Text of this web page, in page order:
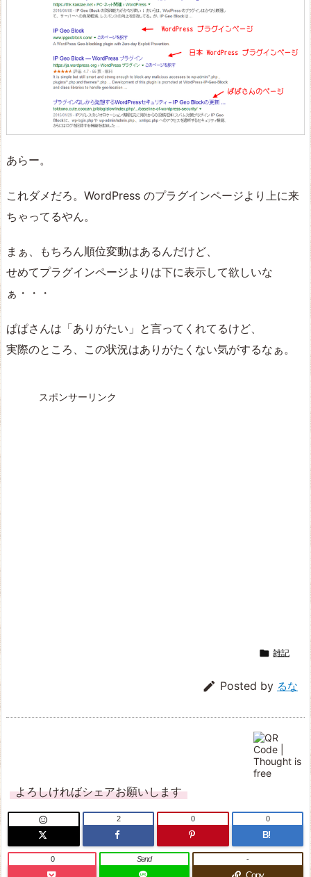
あらー。
これダメだろ。WordPress のプラグインページより上に来
ちゃってるやん。
まぁ、もちろん順位変動はあるんだけど、
せめてプラグインページよりは下に表示して欲しいな
ぁ・・・
ぱぱさんは「ありがたい」と言ってくれてるけど、
実際のところ、この状況はありがたくない気がするなぁ。
スポンサーリンク
 雑記
 Posted by るな
よろしければシェアお願いします
 2 0
B!
0
0 Send -